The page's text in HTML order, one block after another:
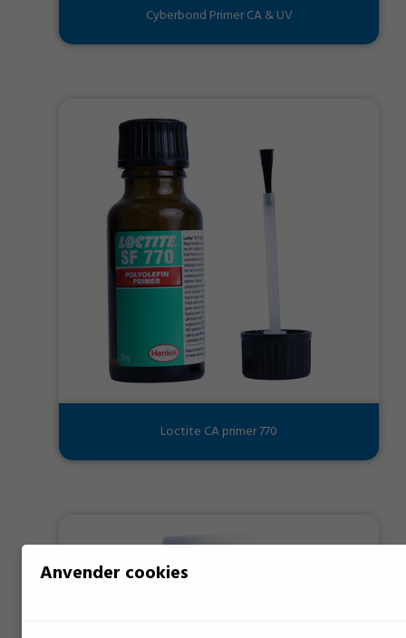
Cyberbond Primer CA & UV
Loctite CA primer 770
Anvender cookies